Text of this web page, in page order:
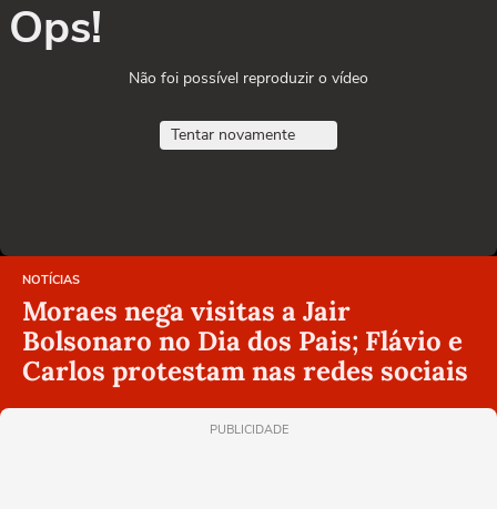
Ops!
Não foi possível reproduzir o vídeo
Tentar novamente
NOTÍCIAS
Moraes nega visitas a Jair
Bolsonaro no Dia dos Pais; Flávio e
Carlos protestam nas redes sociais
PUBLICIDADE